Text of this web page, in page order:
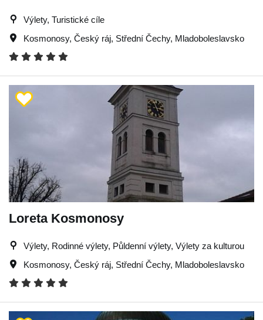
Výlety, Turistické cíle
Kosmonosy, Český ráj, Střední Čechy, Mladoboleslavsko
Loreta Kosmonosy
Výlety, Rodinné výlety, Půldenní výlety, Výlety za kulturou
Kosmonosy, Český ráj, Střední Čechy, Mladoboleslavsko